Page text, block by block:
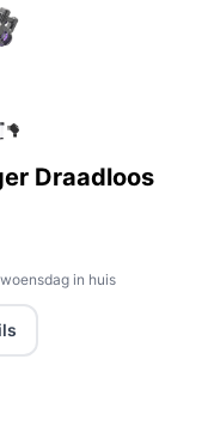
Draadloos
in huis